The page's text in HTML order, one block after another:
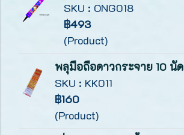
SKU : ONG018
฿493
(Product)
พลุมือถือดาวกระจาย 10 นัด
SKU : KK011
฿160
(Product)